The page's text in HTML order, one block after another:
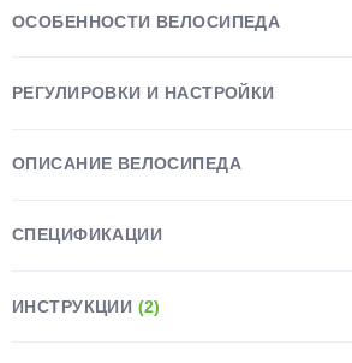
ОСОБЕННОСТИ ВЕЛОСИПЕДА
РЕГУЛИРОВКИ И НАСТРОЙКИ
ОПИСАНИЕ ВЕЛОСИПЕДА
СПЕЦИФИКАЦИИ
ИНСТРУКЦИИ (2)